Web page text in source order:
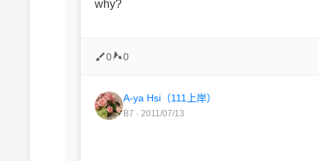
why?
0 0
A-ya Hsi（111上岸）
B7 · 2011/07/13